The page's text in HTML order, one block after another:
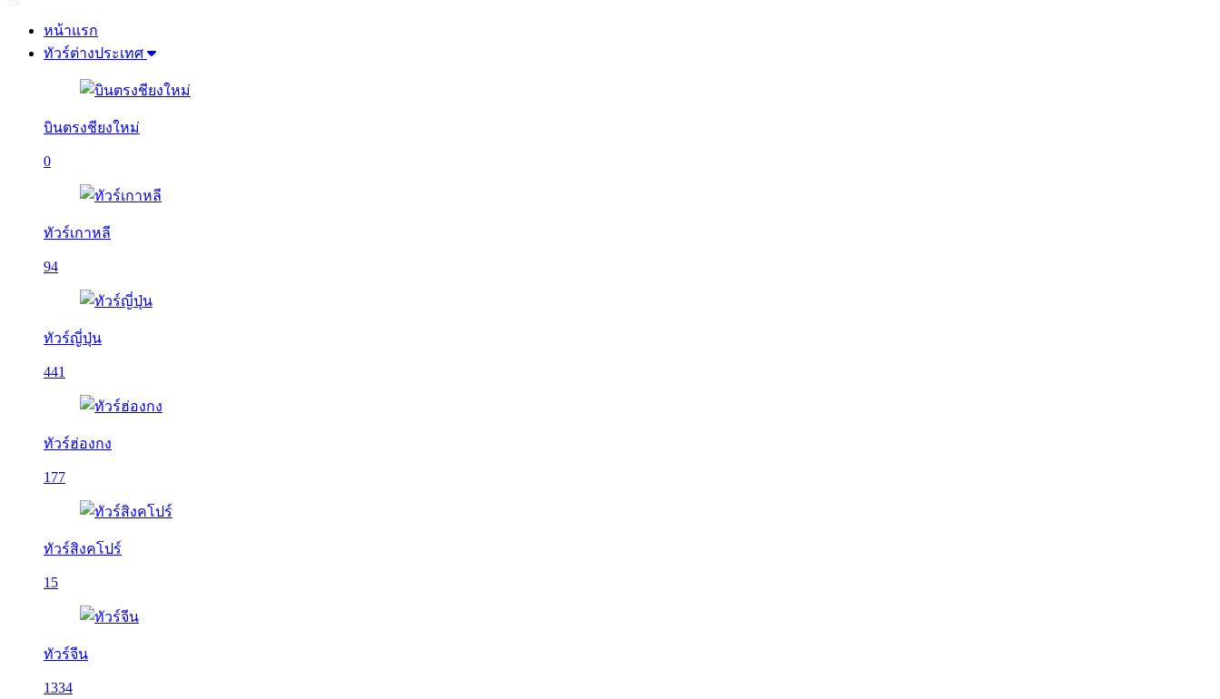
หน้าแรก
ทัวร์ต่างประเทศ
บินตรงชียงใหม่
0
ทัวร์เกาหลี
94
ทัวร์ญี่ปุ่น
441
ทัวร์ฮ่องกง
177
ทัวร์สิงคโปร์
15
ทัวร์จีน
1334